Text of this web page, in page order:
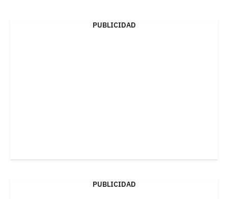
PUBLICIDAD
PUBLICIDAD